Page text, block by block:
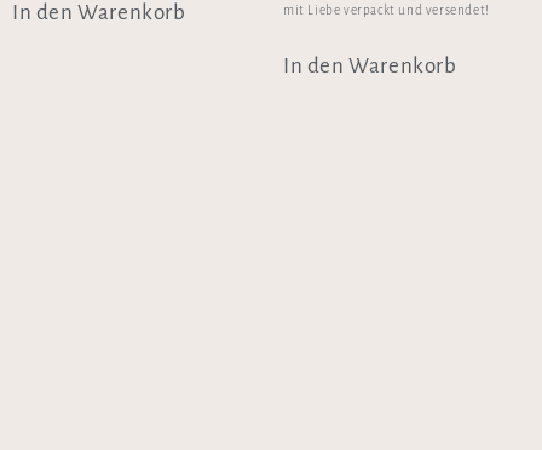
In den Warenkorb
mit Liebe verpackt und versendet!
In den Warenkorb